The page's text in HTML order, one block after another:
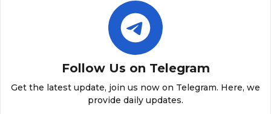
Follow Us on Telegram
Get the latest update, join us now on Telegram. Here, we
provide daily updates.